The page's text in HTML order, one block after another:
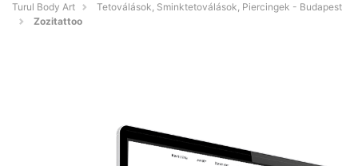
Turul Body Art
Tetoválások, Sminktetoválások, Piercingek - Budapest
Zozitattoo